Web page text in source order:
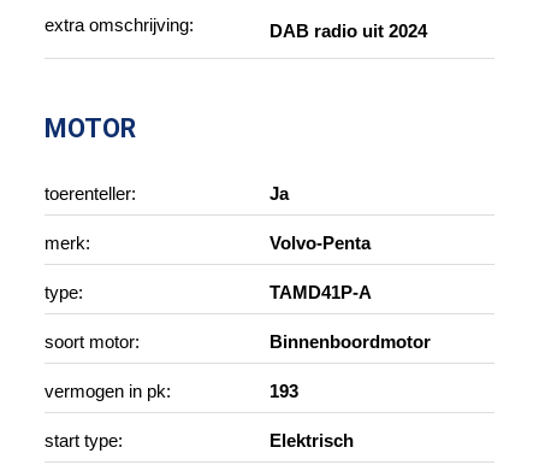
extra omschrijving: DAB radio uit 2024
MOTOR
toerenteller: Ja
merk: Volvo-Penta
type: TAMD41P-A
soort motor: Binnenboordmotor
vermogen in pk: 193
start type: Elektrisch